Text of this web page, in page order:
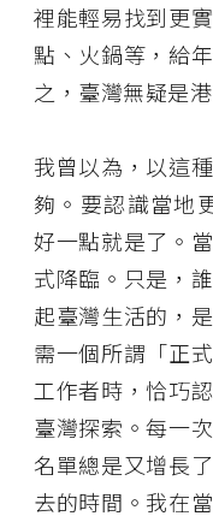
裡能輕易找到更
點、火鍋等，給
之，臺灣無疑是
我曾以為，以這
夠。要認識當地
好一點就是了。
式降臨。只是，
起臺灣生活的，
需一個所謂「正
工作者時，恰巧
臺灣探索。每一
名單總是又增長
去的時間。我在